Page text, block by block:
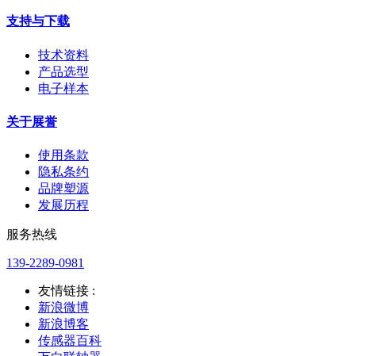
支持与下载
技术资料
产品选型
电子样本
关于展誉
使用条款
隐私条约
品牌塑源
发展历程
服务热线
139-2289-0981
友情链接 :
新浪微博
新浪博客
传感器百科